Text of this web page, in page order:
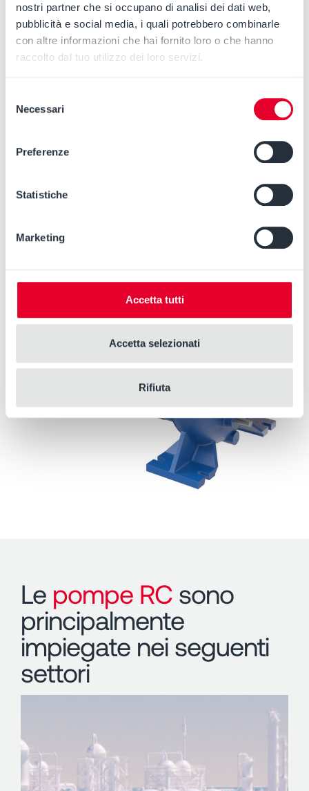
nostri partner che si occupano di analisi dei dati web,
pubblicità e social media, i quali potrebbero combinarle
con altre informazioni che hai fornito loro o che hanno
raccolto dal tuo utilizzo dei loro servizi.
delNecessari
Preferenze
Statistiche
Marketing
Accetta tutti
Accetta selezionati
Rifiuta
ostruzioni.
➌ Supporto heavy duty EN ISO 5199
➍
Le pompe RC sono
principalmente
impiegate nei seguenti
settori